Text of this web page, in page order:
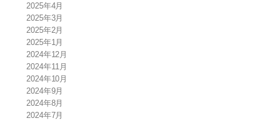
2025年4月
2025年3月
2025年2月
2025年1月
2024年12月
2024年11月
2024年10月
2024年9月
2024年8月
2024年7月